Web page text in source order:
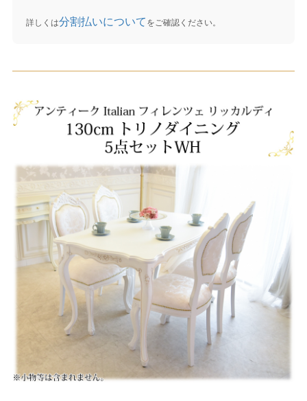
詳しくは分割払いについて をご確認ください。